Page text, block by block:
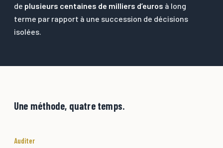
de plusieurs centaines de milliers d’euros à long
terme par rapport à une succession de décisions
isolées.
Une méthode, quatre temps.
Auditer